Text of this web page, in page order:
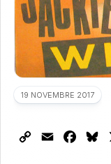
19 NOVEMBRE 2017
Copy Email